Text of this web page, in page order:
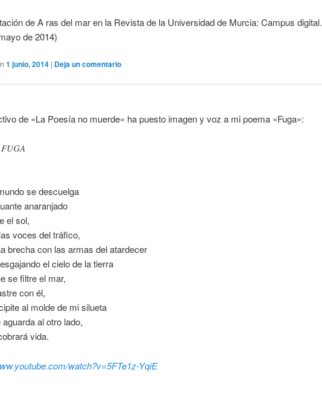
de A ras del mar en la Revista de la Universidad de Murcia: Campus digital.
de 2014)
1 junio, 2014 | Deja un comentario
de «La Poesía no muerde» ha puesto imagen y voz a mi poema «Fuga»:
FUGA
se descuelga
anaranjado
el sol,
voces del tráfico,
brecha con las armas del atardecer
el cielo de la tierra
se filtre el mar,
con él,
al molde de mi silueta
al otro lado,
vida.
watch?v=5FTe1z-YqiE